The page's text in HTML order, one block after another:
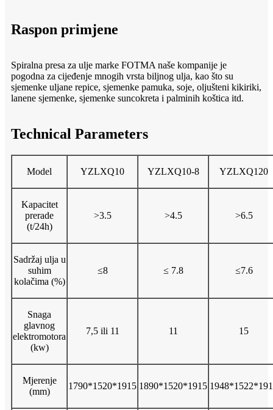
Raspon primjene
Spiralna presa za ulje marke FOTMA naše kompanije je
pogodna za cijeđenje mnogih vrsta biljnog ulja, kao što su
sjemenke uljane repice, sjemenke pamuka, soje, oljušteni kikiriki,
lanene sjemenke, sjemenke suncokreta i palminih koštica itd.
Technical Parameters
Model YZLXQ10 YZLXQ10-8 YZLXQ120
Kapacitet
prerade
(t/24h)
>3.5 >4.5 >6.5
Sadržaj ulja u
suhim
kolačima (%)
≤8 ≤ 7.8 ≤7.6
Snaga
glavnog
elektromotora
(kw)
7,5 ili 11 11 15
Mjerenje
(mm)
1790*1520*1915 1890*1520*1915